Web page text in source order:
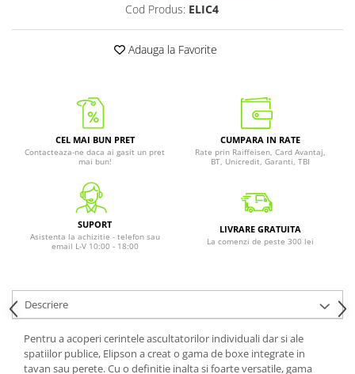
Cod Produs: ELIC4
Adauga la Favorite
CEL MAI BUN PRET
Contacteaza-ne daca ai gasit un pret
mai bun!
CUMPARA IN RATE
Rate prin Raiffeisen, Card Avantaj,
BT, Unicredit, Garanti, TBI
SUPORT
Asistenta la achizitie - telefon sau
email L-V 10:00 - 18:00
LIVRARE GRATUITA
La comenzi de peste 300 lei
Descriere
Pentru a acoperi cerintele ascultatorilor individuali dar si ale
spatiilor publice, Elipson a creat o gama de boxe integrate in
tavan sau perete. Cu o definitie inalta si foarte versatile, gama